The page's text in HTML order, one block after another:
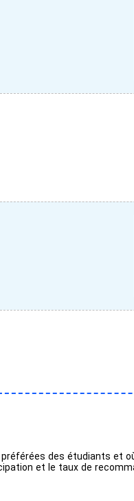
préférées des étudiants et
et le taux de